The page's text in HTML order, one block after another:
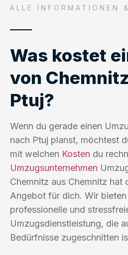
ALLE INFORMATIONEN
Was kostet
von
Ptuj?
Wenn du gerade einen
nach Ptuj planst, möchtest
mit welchen Kosten du
Umzugsunternehmen
Chemnitz aus Chemnitz hat
Angebot für dich. Wir
professionelle und
Umzugsdienstleistung, die
Bedürfnisse zugeschnitten